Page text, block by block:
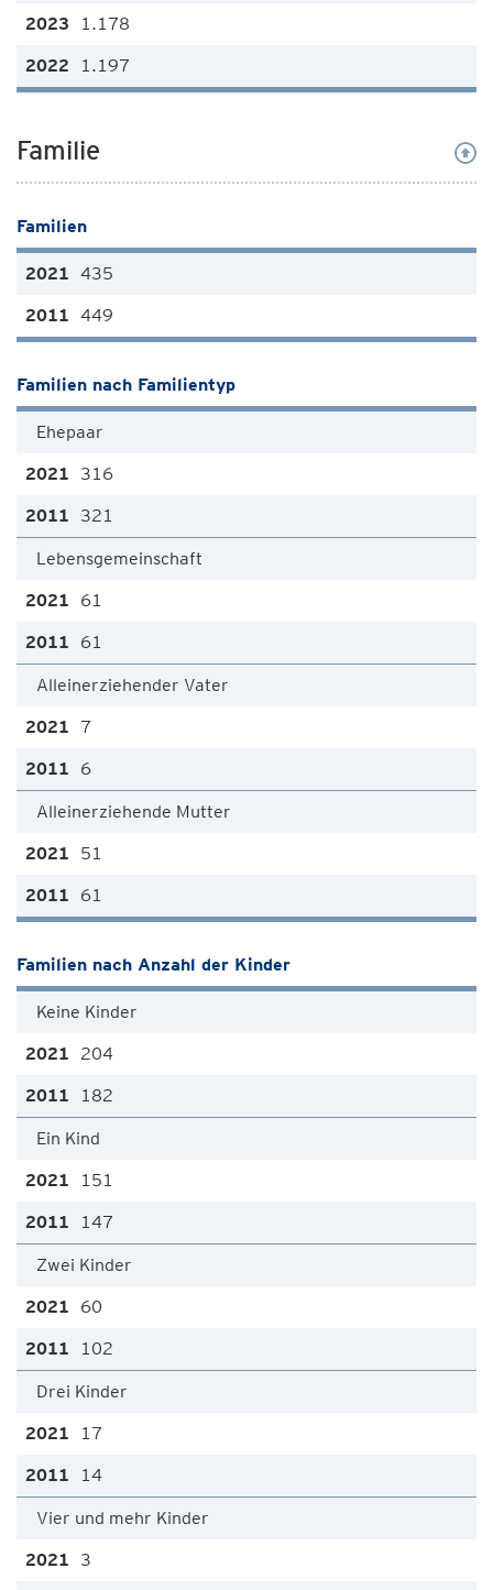
1.178
1.197
Familie
Familien
435
449
Familien nach Familientyp
Ehepaar
316
321
Lebensgemeinschaft
61
61
Alleinerziehender Vater
7
6
Alleinerziehende Mutter
51
61
Familien nach Anzahl der Kinder
Keine Kinder
204
182
Ein Kind
151
147
Zwei Kinder
60
102
Drei Kinder
17
14
Vier und mehr Kinder
3